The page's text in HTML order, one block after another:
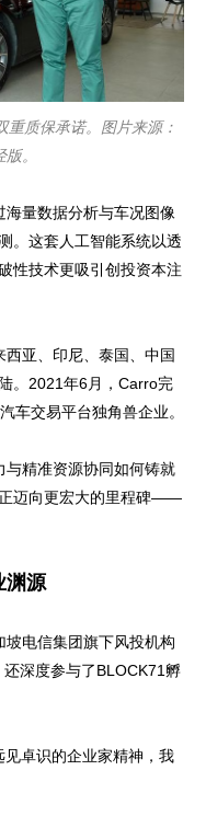
质保承诺。图片来源：
。
量数据分析与车况图像
。这套人工智能系统以透
性技术更吸引创投资本注
亚、印尼、泰国、中国
。2021年6月，Carro完
车交易平台独角兽企业。
精准资源协同如何铸就
迈向更宏大的里程碑——
渊源
电信集团旗下风投机构
深度参与了BLOCK71孵
卓识的企业家精神，我